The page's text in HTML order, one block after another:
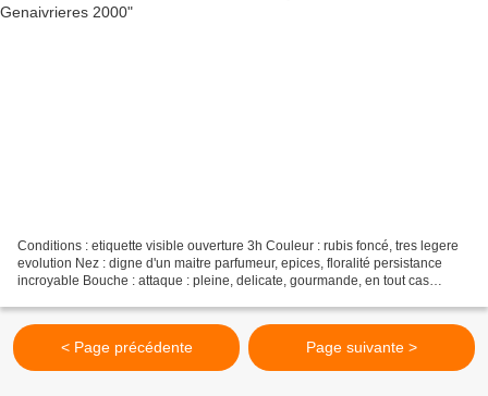
Conditions : etiquette visible ouverture 3h Couleur : rubis foncé, tres legere
evolution Nez : digne d'un maitre parfumeur, epices, floralité persistance
incroyable Bouche : attaque : pleine, delicate, gourmande, en tout cas
< Page précédente Page suivante >